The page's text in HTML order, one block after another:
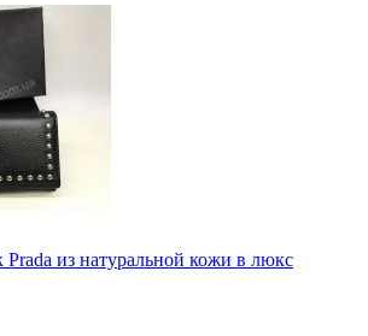
из натуральной кожи в люкс